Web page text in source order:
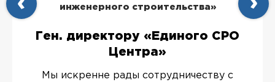
инженерного строительства»
Ген. директору «Единого СРО
Центра»
Мы искренне рады сотрудничеству с